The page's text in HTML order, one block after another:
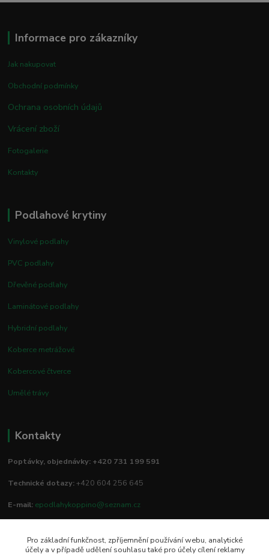
Informace pro zákazníky
Jak nakupovat
Obchodní podmínky
Ochrana osobních údajů
Vrácení zboží
Fotogalerie
Kontakty
Podlahové krytiny
Vinylové podlahy
PVC podlahy
Dřevěné podlahy
Laminátové podlahy
Hybridní podlahy
Koberce metrážové
Kobercové čtverce
Umělé trávy
Kontakty
Poptávky, objednávky: +420 731 199 591
Technické dotazy:+420 604 256 645
E-mail: epodlahykoppino@seznam.cz
Prodejna/vzorkovna:
Pro základní funkčnost, zpříjemnění používání webu, analytické
účely a v případě udělení souhlasu také pro účely cílení reklamy